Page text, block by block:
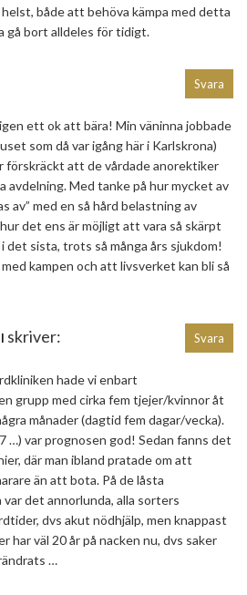
helst, både att behöva kämpa med detta
gå bort alldeles för tidigt.
ett ok att bära! Min väninna jobbade
som då var igång här i Karlskrona)
förskräckt att de vårdade anorektiker
avdelning. Med tanke på hur mycket av
av” med en så hård belastning av
det ens är möjligt att vara så skärpt
det sista, trots så många års sjukdom!
kampen och att livsverket kan bli så
Svara
skriver:
hade vi enbart
grupp med cirka fem tjejer/kvinnor åt
månader (dagtid fem dagar/vecka).
…) var prognosen god! Sedan fanns det
där man ibland pratade om att
än att bota. På de låsta
det annorlunda, alla sorters
dvs akut nödhjälp, men knappast
har väl 20 år på nacken nu, dvs saker
…
Svara